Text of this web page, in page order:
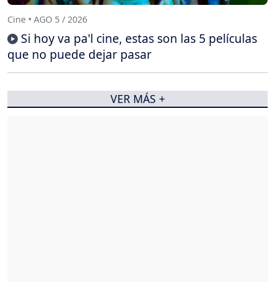
Cine • AGO 5 / 2026
Si hoy va pa'l cine, estas son las 5 películas
que no puede dejar pasar
VER MÁS +